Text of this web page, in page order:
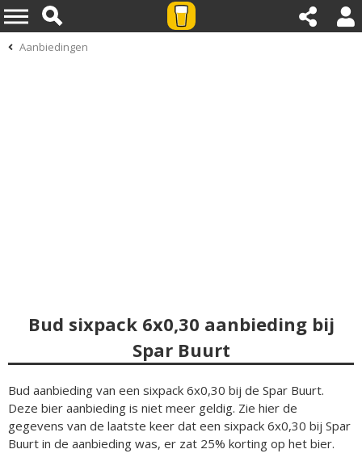
Aanbiedingen
Bud sixpack 6x0,30 aanbieding bij
Spar Buurt
Bud aanbieding van een sixpack 6x0,30 bij de Spar Buurt.
Deze bier aanbieding is niet meer geldig. Zie hier de
gegevens van de laatste keer dat een sixpack 6x0,30 bij Spar
Buurt in de aanbieding was, er zat 25% korting op het bier.